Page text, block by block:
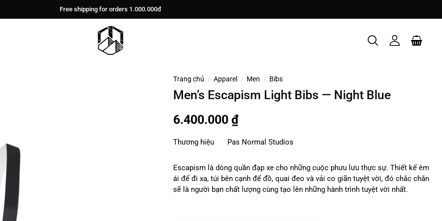
Free shipping for orders 1.000.000đ
Trang chủ / Apparel / Men / Bibs
Men’s Escapism Light Bibs — Night Blue
6.400.000 ₫
Thương hiệu Pas Normal Studios
Escapism là dòng quần đạp xe cho những cuộc phưu lưu thực sự. Thiết kế êm
ái để đi xa, túi bên cạnh để đồ, quai đeo và vải co giãn tuyệt vời, đó chắc chắn
sẽ là người bạn chất lượng cùng tạo lên những hành trình tuyệt vời nhất.